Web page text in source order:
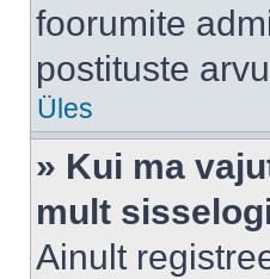
foorumite
postituste
Üles
» Kui ma
mult
Ainult